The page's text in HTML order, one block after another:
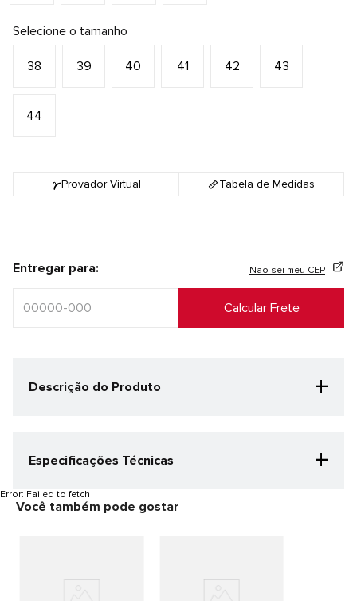
Selecione o tamanho
38 39 40 41 42 43
44
Provador Virtual Tabela de Medidas
Entregar para: Não sei meu CEP
Descrição do Produto +
Especificações Técnicas +
Categoria Especificação
Corrida
Error: Failed to fetch
Você também pode gostar